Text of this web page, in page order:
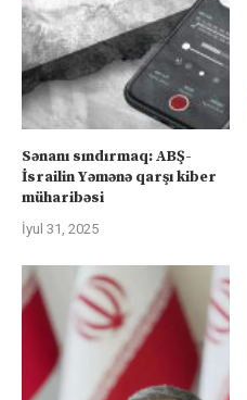
Sənanı sındırmaq: ABŞ-
İsrailin Yəmənə qarşı kiber
müharibəsi
İyul 31, 2025